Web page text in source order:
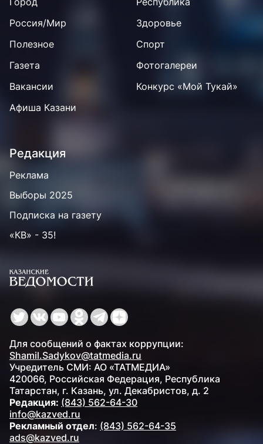
Россия/Мир
Здоровье
Полезное
Спорт
Газета
Фотогалереи
Вакансии
Конкурс «Мой Тукай»
Афиша Казани
Редакция
Реклама
Выборы 2025
Подписка на газету
«КВ» - 35!
Для сообщений о фактах коррупции:
Shamil.Sadykov@tatmedia.ru
Учредитель СМИ: АО «ТАТМЕДИА»
420066, Российская Федерация, Республика
Татарстан, г. Казань, ул. Декабристов, д. 2
Редакция: (843) 562-64-30
info@kazved.ru
Рекламный отдел: (843) 562-64-35
ads@kazved.ru